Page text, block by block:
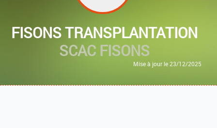
FISONS TRANSPLANTATION
SCAC FISONS
Mise à jour le 23/12/2025